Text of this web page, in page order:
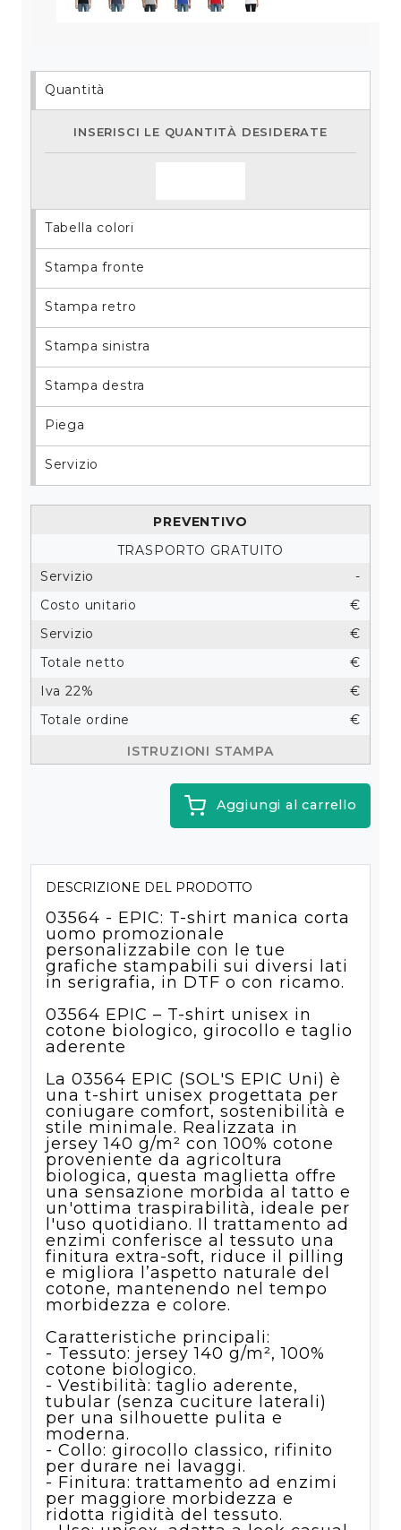
Quantità
Inserisci le quantità desiderate
Tabella colori
Stampa fronte
Stampa retro
Stampa sinistra
Stampa destra
Piega
Servizio
Preventivo
Trasporto gratuito
Servizio
-
Costo unitario
€
Servizio
€
Totale netto
€
Iva 22%
€
Totale ordine
€
Istruzioni stampa
Aggiungi al carrello
DESCRIZIONE DEL PRODOTTO
03564 - EPIC: T-shirt manica corta
uomo promozionale
personalizzabile con le tue
grafiche stampabili sui diversi lati
in serigrafia, in DTF o con ricamo.
03564 EPIC – T-shirt unisex in
cotone biologico, girocollo e taglio
aderente
La 03564 EPIC (SOL'S EPIC Uni) è
una t-shirt unisex progettata per
coniugare comfort, sostenibilità e
stile minimale. Realizzata in
jersey 140 g/m² con 100% cotone
proveniente da agricoltura
biologica, questa maglietta offre
una sensazione morbida al tatto e
un'ottima traspirabilità, ideale per
l'uso quotidiano. Il trattamento ad
enzimi conferisce al tessuto una
finitura extra-soft, riduce il pilling
e migliora l’aspetto naturale del
cotone, mantenendo nel tempo
morbidezza e colore.
Caratteristiche principali:
- Tessuto: jersey 140 g/m², 100%
cotone biologico.
- Vestibilità: taglio aderente,
tubular (senza cuciture laterali)
per una silhouette pulita e
moderna.
- Collo: girocollo classico, rifinito
per durare nei lavaggi.
- Finitura: trattamento ad enzimi
per maggiore morbidezza e
ridotta rigidità del tessuto.